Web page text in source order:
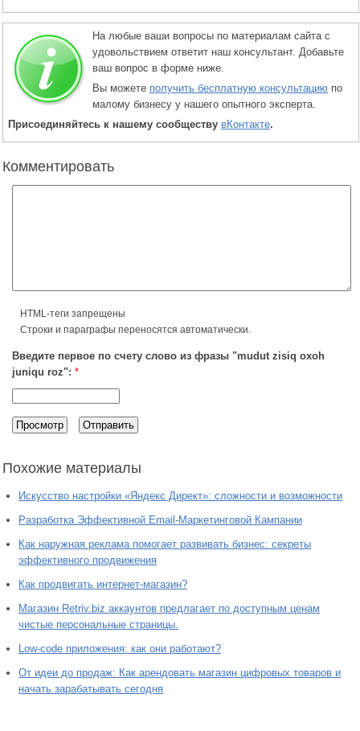
На любые ваши вопросы по материалам сайта с
удовольствием ответит наш консультант. Добавьте
ваш вопрос в форме ниже.
Вы можете получить бесплатную консультацию по
малому бизнесу у нашего опытного эксперта.
Присоединяйтесь к нашему сообществу вКонтакте.
Комментировать
HTML-теги запрещены
Строки и параграфы переносятся автоматически.
Введите первое по счету слово из фразы "mudut zisiq oxoh
juniqu roz": *
Похожие материалы
Искусство настройки «Яндекс Директ»: сложности и возможности
Разработка Эффективной Email-Маркетинговой Кампании
Как наружная реклама помогает развивать бизнес: секреты
эффективного продвижения
Как продвигать интернет-магазин?
Магазин Retriv.biz аккаунтов предлагает по доступным ценам
чистые персональные страницы.
Low-code приложения: как они работают?
От идеи до продаж: Как арендовать магазин цифровых товаров и
начать зарабатывать сегодня